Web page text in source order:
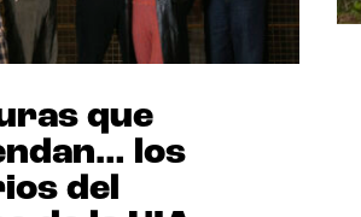
que
los
del